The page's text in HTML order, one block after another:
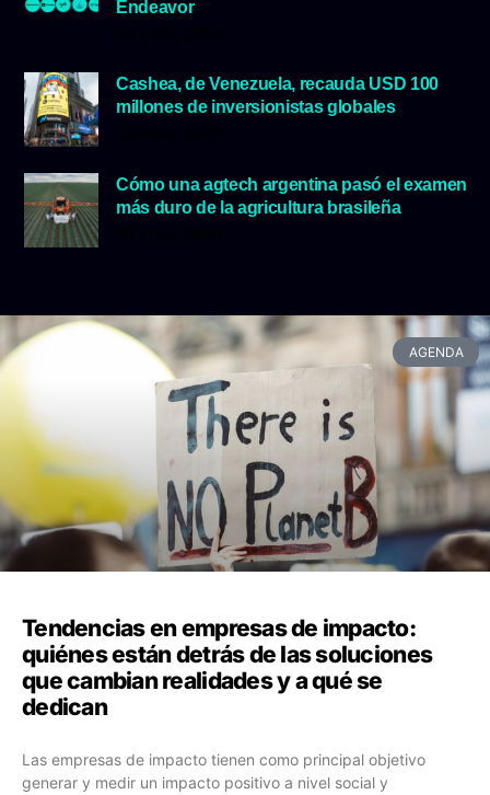
Endeavor
Cashea, de Venezuela, recauda USD 100
millones de inversionistas globales
Cómo una agtech argentina pasó el examen
más duro de la agricultura brasileña
AGENDA
Tendencias en empresas de impacto:
quiénes están detrás de las soluciones
que cambian realidades y a qué se
dedican
Las empresas de impacto tienen como principal objetivo
generar y medir un impacto positivo a nivel social y